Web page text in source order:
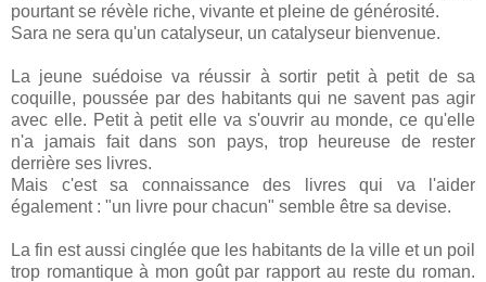
pourtant se révèle riche, vivante et pleine de générosité.
Sara ne sera qu'un catalyseur, un catalyseur bienvenue.
La jeune suédoise va réussir à sortir petit à petit de sa
coquille, poussée par des habitants qui ne savent pas agir
avec elle. Petit à petit elle va s'ouvrir au monde, ce qu'elle
n'a jamais fait dans son pays, trop heureuse de rester
derrière ses livres.
Mais c'est sa connaissance des livres qui va l'aider
également : "un livre pour chacun" semble être sa devise.
La fin est aussi cinglée que les habitants de la ville et un poil
trop romantique à mon goût par rapport au reste du roman.